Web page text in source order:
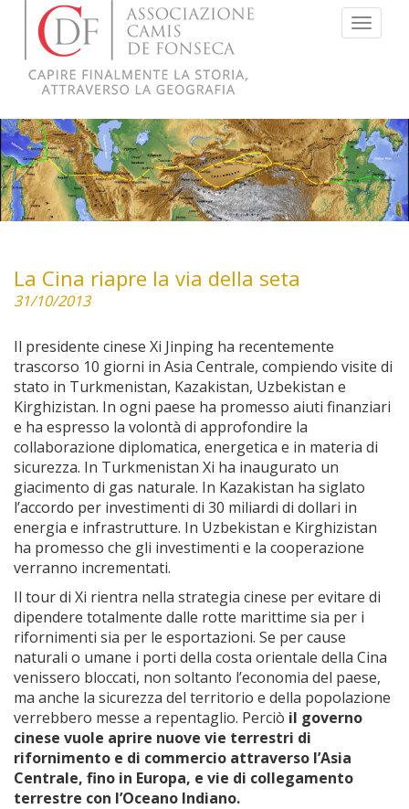
Menu
La Cina riapre la via della seta
31/10/2013
Il presidente cinese Xi Jinping ha recentemente
trascorso 10 giorni in Asia Centrale, compiendo visite di
stato in Turkmenistan, Kazakistan, Uzbekistan e
Kirghizistan. In ogni paese ha promesso aiuti finanziari
e ha espresso la volontà di approfondire la
collaborazione diplomatica, energetica e in materia di
sicurezza. In Turkmenistan Xi ha inaugurato un
giacimento di gas naturale. In Kazakistan ha siglato
l’accordo per investimenti di 30 miliardi di dollari in
energia e infrastrutture. In Uzbekistan e Kirghizistan
ha promesso che gli investimenti e la cooperazione
verranno incrementati.
Il tour di Xi rientra nella strategia cinese per evitare di
dipendere totalmente dalle rotte marittime sia per i
rifornimenti sia per le esportazioni. Se per cause
naturali o umane i porti della costa orientale della Cina
venissero bloccati, non soltanto l’economia del paese,
ma anche la sicurezza del territorio e della popolazione
verrebbero messe a repentaglio. Perciò il governo
cinese vuole aprire nuove vie terrestri di
rifornimento e di commercio attraverso l’Asia
Centrale, fino in Europa, e vie di collegamento
terrestre con l’Oceano Indiano.